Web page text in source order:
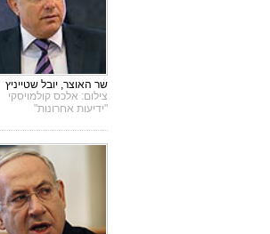
שר האוצר, יובל שטייניץ
צילום: אלכס קולמויסקי
"ידיעות אחרונות"